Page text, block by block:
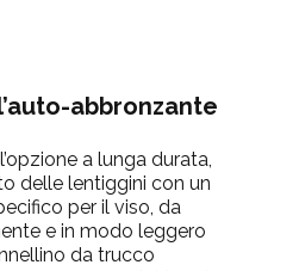
abbronzante
a lunga durata,
delle lentiggini con un
per il viso, da
e in modo leggero
da trucco